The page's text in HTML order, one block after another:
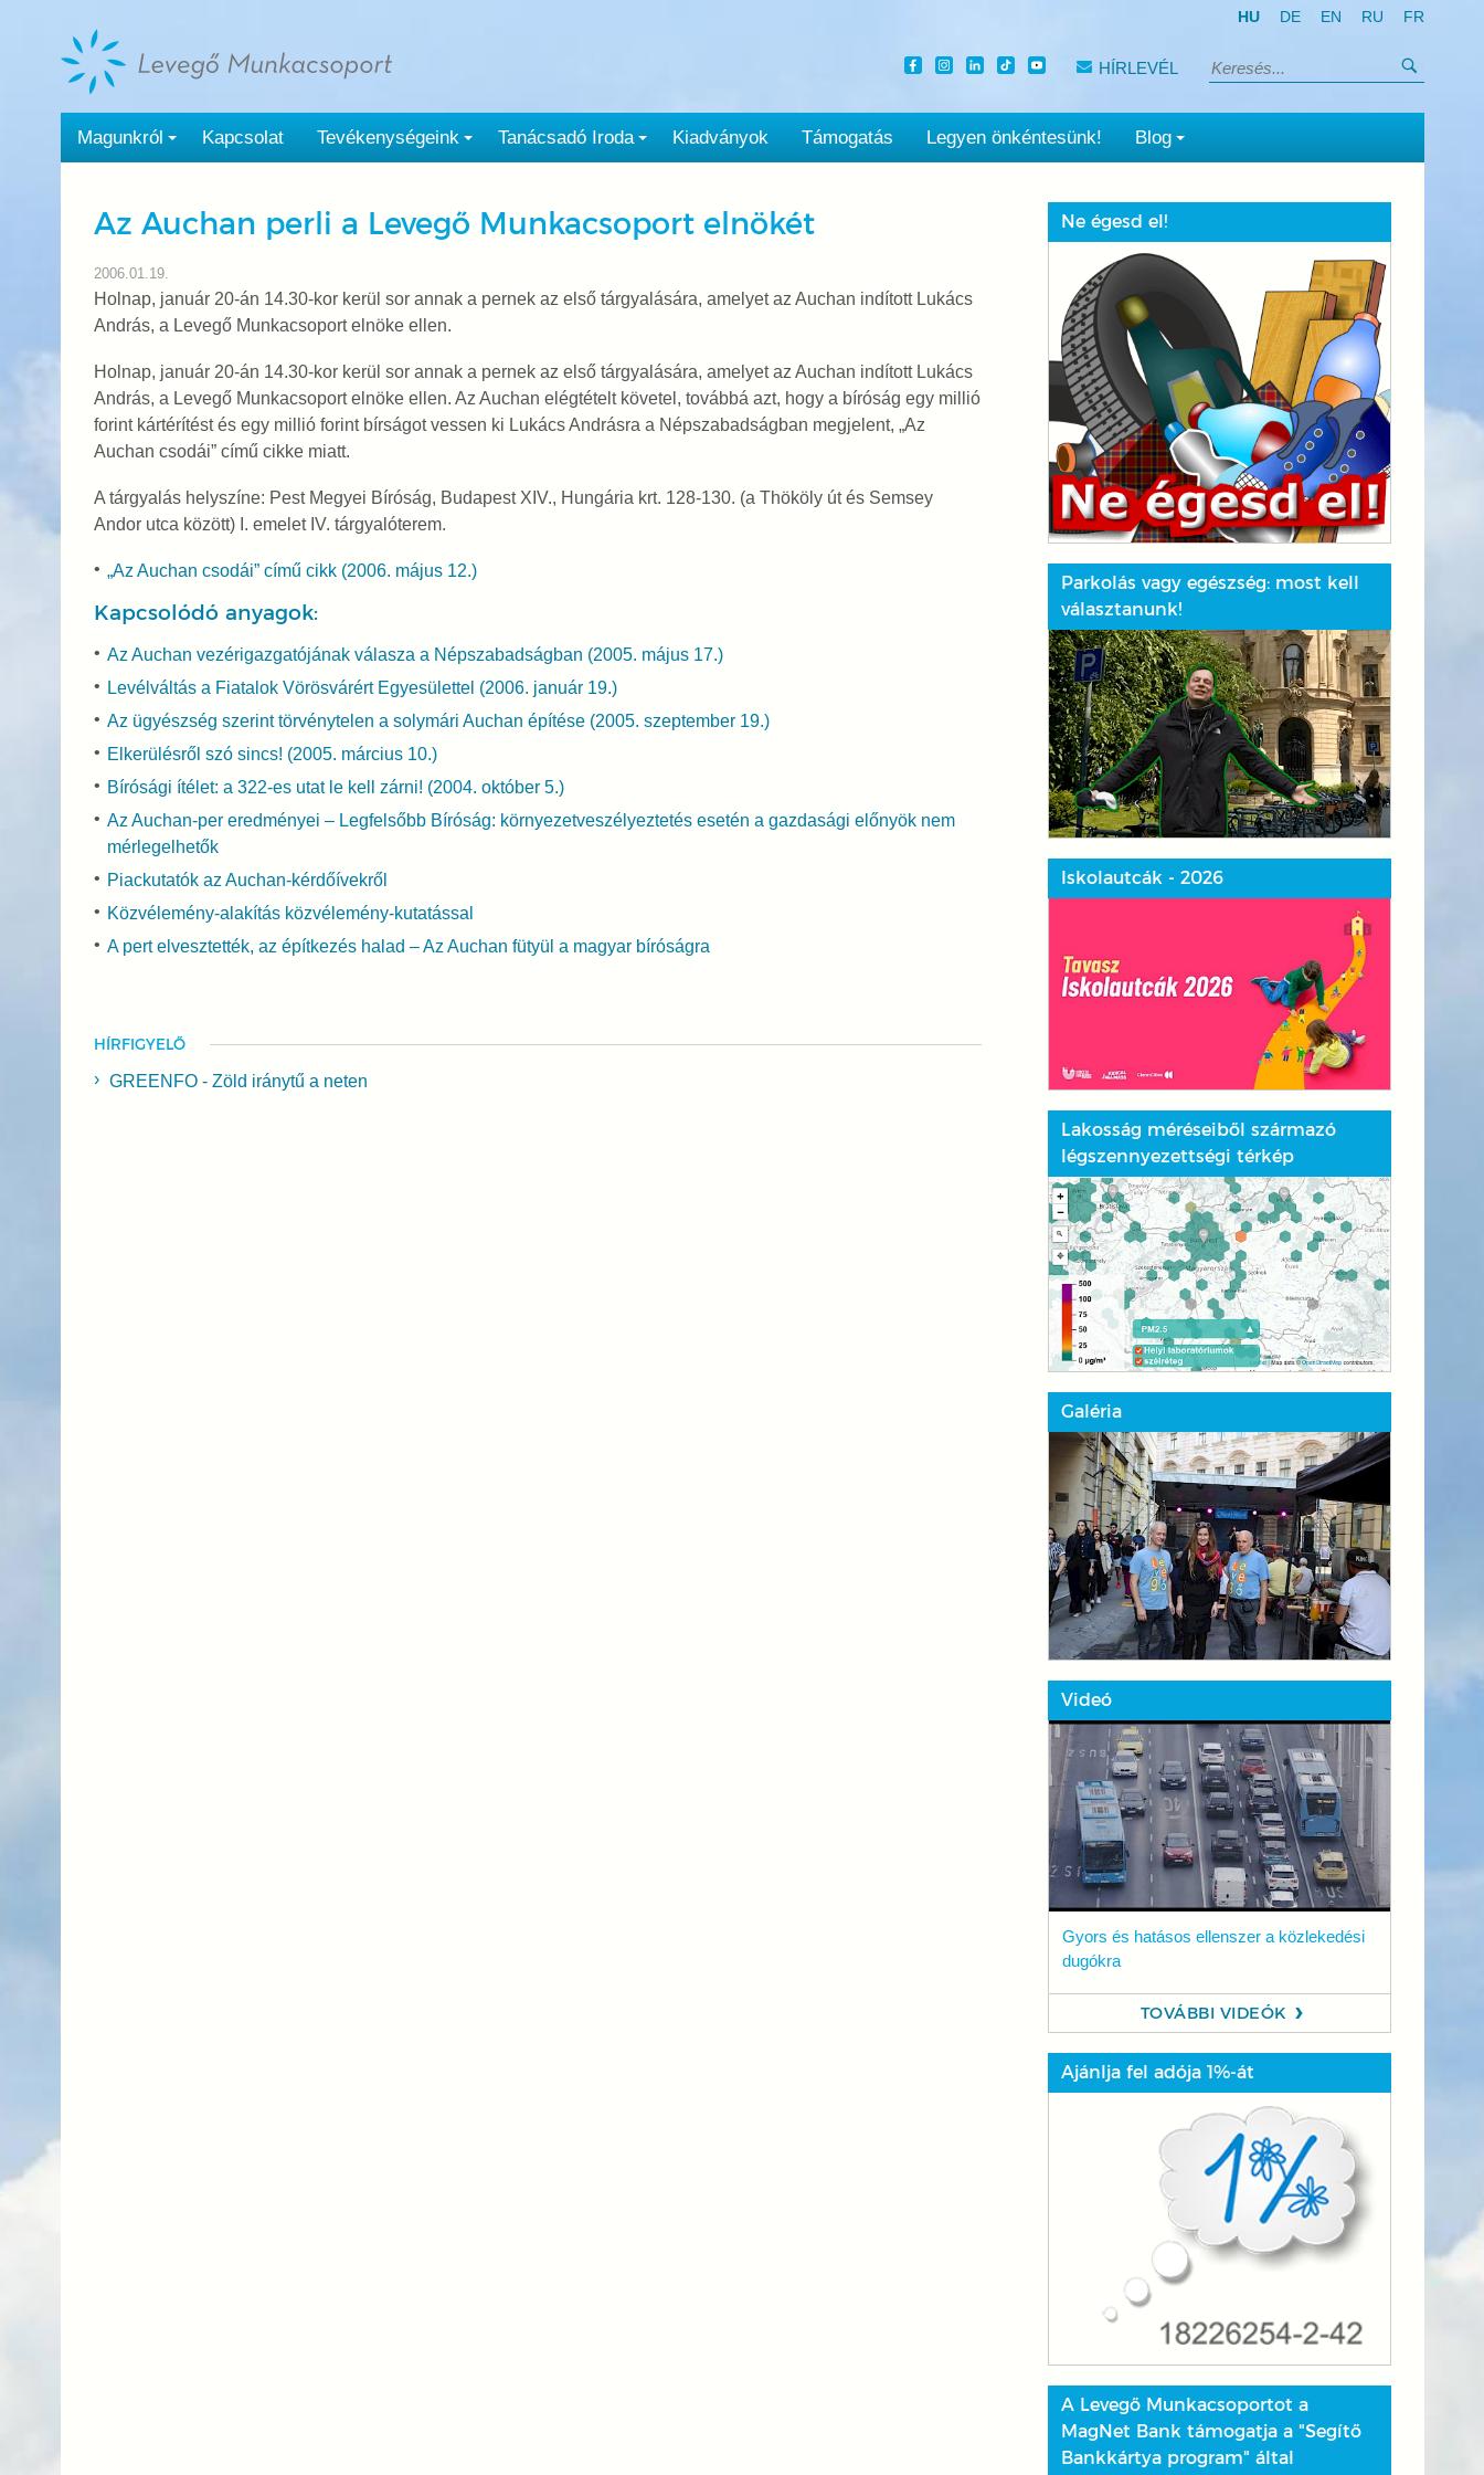
tartalomra
HU DE EN RU FR
HÍRLEVÉL Keresés:
Magunkról Kapcsolat Tevékenységeink Tanácsadó Iroda Kiadványok Támogatás Legyen önkéntesünk! Blog
Az Auchan perli a Levegő Munkacsoport elnökét
2006.01.19.
Holnap, január 20-án 14.30-kor kerül sor annak a pernek az első tárgyalására, amelyet az Auchan indított Lukács
András, a Levegő Munkacsoport elnöke ellen.
Holnap, január 20-án 14.30-kor kerül sor annak a pernek az első tárgyalására, amelyet az Auchan indított Lukács
András, a Levegő Munkacsoport elnöke ellen. Az Auchan elégtételt követel, továbbá azt, hogy a bíróság egy millió
forint kártérítést és egy millió forint bírságot vessen ki Lukács Andrásra a Népszabadságban megjelent, „Az
Auchan csodái” című cikke miatt.
A tárgyalás helyszíne: Pest Megyei Bíróság, Budapest XIV., Hungária krt. 128-130. (a Thököly út és Semsey
Andor utca között) I. emelet IV. tárgyalóterem.
„Az Auchan csodái” című cikk (2006. május 12.)
Kapcsolódó anyagok:
Az Auchan vezérigazgatójának válasza a Népszabadságban (2005. május 17.)
Levélváltás a Fiatalok Vörösvárért Egyesülettel (2006. január 19.)
Az ügyészség szerint törvénytelen a solymári Auchan építése (2005. szeptember 19.)
Elkerülésről szó sincs! (2005. március 10.)
Bírósági ítélet: a 322-es utat le kell zárni! (2004. október 5.)
Az Auchan-per eredményei – Legfelsőbb Bíróság: környezetveszélyeztetés esetén a gazdasági előnyök nem
mérlegelhetők
Piackutatók az Auchan-kérdőívekről
Közvélemény-alakítás közvélemény-kutatással
A pert elvesztették, az építkezés halad – Az Auchan fütyül a magyar bíróságra
HÍRFIGYELŐ
GREENFO - Zöld iránytű a neten
Ne égesd el!
Parkolás vagy egészség: most kell
választanunk!
Iskolautcák - 2026
Lakosság méréseiből származó
légszennyezettségi térkép
Galéria
Videó
Gyors és hatásos ellenszer a közlekedési
dugókra
TOVÁBBI VIDEÓK
Ajánlja fel adója 1%-át
A Levegő Munkacsoportot a
MagNet Bank támogatja a "Segítő
Bankkártya program" által